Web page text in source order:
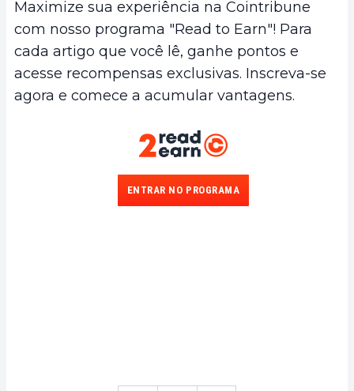
Maximize sua experiência na Cointribune
com nosso programa "Read to Earn"! Para
cada artigo que você lê, ganhe pontos e
acesse recompensas exclusivas. Inscreva-se
agora e comece a acumular vantagens.
ENTRAR NO PROGRAMA